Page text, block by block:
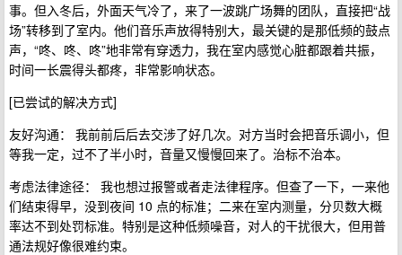
事。但入冬后，外面天气冷了，来了一波跳广场舞的团队，直接把“战
场”转移到了室内。他们音乐声放得特别大，最关键的是那低频的鼓点
声，“咚、咚、咚”地非常有穿透力，我在室内感觉心脏都跟着共振，
时间一长震得头都疼，非常影响状态。
[已尝试的解决方式]
友好沟通： 我前前后后去交涉了好几次。对方当时会把音乐调小，但
等我一定，过不了半小时，音量又慢慢回来了。治标不治本。
考虑法律途径： 我也想过报警或者走法律程序。但查了一下，一来他
们结束得早，没到夜间 10 点的标准；二来在室内测量，分贝数大概
率达不到处罚标准。特别是这种低频噪音，对人的干扰很大，但用普
通法规好像很难约束。